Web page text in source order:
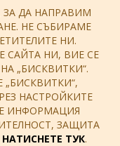
ЗА ДА НАПРАВИМ
НЕ СЪБИРАМЕ
НИ.
САЙТА НИ, ВИЕ СЕ
„БИСКВИТКИ“.
„БИСКВИТКИ“,
НАСТРОЙКИТЕ
ИНФОРМАЦИЯ
ЗАЩИТА
НАТИСНЕТЕ ТУК.